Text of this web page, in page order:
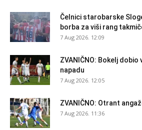
Čelnici starobarske
borba za viši rang
7 Aug 2026. 12:09
ZVANIČNO: Bokelj dobio
napadu
7 Aug 2026. 12:05
ZVANIČNO: Otrant
7 Aug 2026. 11:36